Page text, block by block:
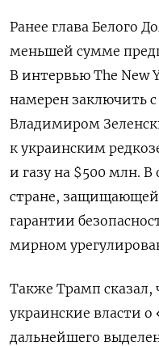
Ранее глава Белого
меньшей сумме
В интервью The New
намерен заключить
Владимиром
к украинским
и газу на $500 млн.
стране,
гарантии
мирном
Также Трамп сказал,
украинские власти
дальнейшего